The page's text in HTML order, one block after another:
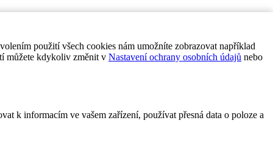
použití všech cookies nám umožníte zobrazovat například
můžete kdykoliv změnit v Nastavení ochrany osobních údajů nebo
k informacím ve vašem zařízení, používat přesná data o poloze a